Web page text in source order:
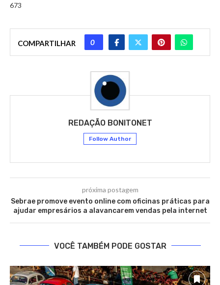
673
COMPARTILHAR 0
REDAÇÃO BONITONET
Follow Author
próxima postagem
Sebrae promove evento online com oficinas práticas para
ajudar empresários a alavancarem vendas pela internet
VOCÊ TAMBÉM PODE GOSTAR